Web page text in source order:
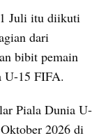
Juli itu diikuti
dari
bibit pemain
U-15 FIFA.
Piala Dunia U-
2026 di